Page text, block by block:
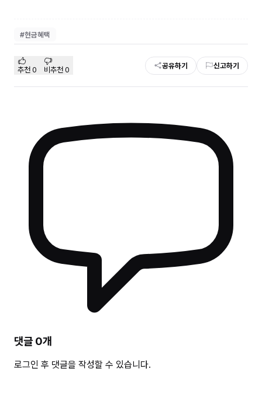
#현금혜택
추천 0 비추천 0 공유하기 신고하기
댓글 0개
로그인 후 댓글을 작성할 수 있습니다.